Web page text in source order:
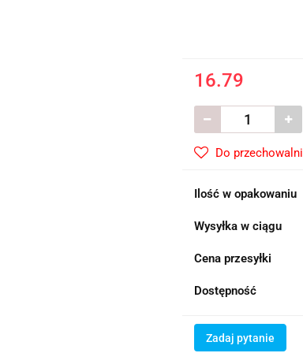
16.79
Do przechowalni
Ilość w opakowaniu
Wysyłka w ciągu
Cena przesyłki
Dostępność
Zadaj pytanie